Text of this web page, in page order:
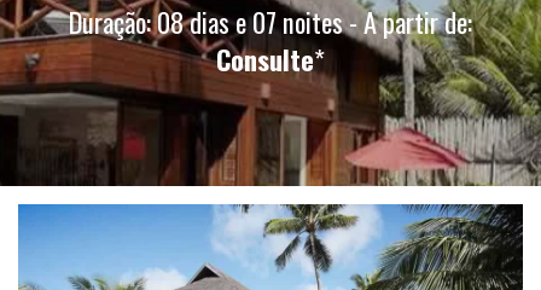
Duração: 08 dias e 07 noites - A partir de:
Consulte*